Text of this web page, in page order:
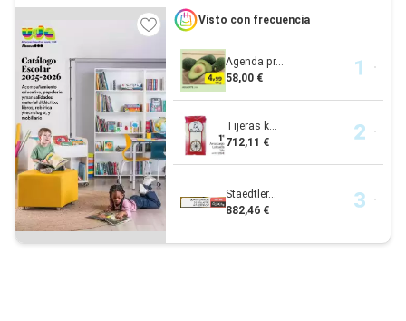
Visto con frecuencia
Agenda pr...
58,00 €
Tijeras k...
712,11 €
Staedtler...
882,46 €